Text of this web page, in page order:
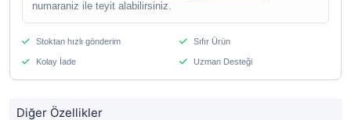
numaraniz ile teyit alabilirsiniz.
Stoktan hızlı gönderim Sıfır Ürün
Kolay İade Uzman Desteği
Diğer Özellikler